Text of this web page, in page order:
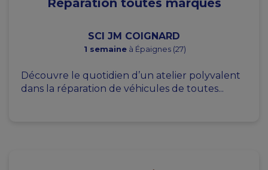
SCI JM COIGNARD
1 semaine à Épaignes (27)
Découvre le quotidien d’un atelier polyvalent
dans la réparation de véhicules de toutes...